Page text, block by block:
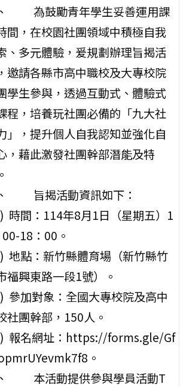
為鼓勵青年學生妥善運用課
間，在校園社團領域中積極自我
、多元體驗，爰規劃辦理旨揭活
邀請各縣市高中職校及大專校院
學生參與，透過互動式、體驗式
程，培養玩社團必備的「九大社
」，提升個人自我認知並強化自
，藉此激發社團幹部潛能及特
旨揭活動資訊如下：
時間：114年8月1日（星期五）1
18：00。
地點：新竹縣體育場（新竹縣竹
福興東路一段1號）。
參加對象：全國大專校院及高中
社團幹部，150人。
報名網址：https://forms.gle/Gf
。
本活動提供參與學員活動T